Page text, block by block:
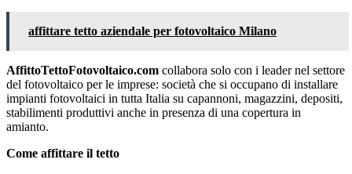
affittare tetto aziendale per fotovoltaico Milano
AffittoTettoFotovoltaico.com collabora solo con i leader nel settore
del fotovoltaico per le imprese: società che si occupano di installare
impianti fotovoltaici in tutta Italia su capannoni, magazzini, depositi,
stabilimenti produttivi anche in presenza di una copertura in
amianto.
Come affittare il tetto